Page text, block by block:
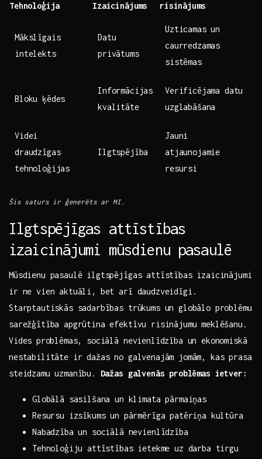
Tehnoloģija Izaicinājums risinājums
Mākslīgais
intelekts
Datu
privātums
Uzticamas un
caurredzamas
sistēmas
Bloku ķēdes
Informācijas
kvalitāte
Verificējama datu
uzglabāšana
Videi
draudzīgas
tehnoloģijas
Ilgtspējība
Jauni
atjaunojamie
resursi
Šis saturs ir ģenerēts ar MI.
Ilgtspējīgas attīstības
izaicinājumi mūsdienu pasaulē
Mūsdienu pasaulē ilgtspējīgas attīstības izaicinājumi
ir ne vien aktuāli, bet arī daudzveidīgi.
Starptautiskās sadarbības trūkums un globālo problēmu
sarežģītība apgrūtina efektīvu risinājumu meklēšanu.
Vides⁣ problēmas, sociālā nevienlīdzība un ekonomiskā
nestabilitāte ir dažas no galvenajām jomām, kas prasa
steidzamu uzmanību.⁤ Dažas galvenās problēmas ietver:
Globālā sasilšana un klimata pārmaiņas
Resursu izsīkums un pārmērīga patēriņa kultūra
Nabadzība un sociālā nevienlīdzība
Tehnoloģiju attīstības ietekme ‍uz darba tirgu